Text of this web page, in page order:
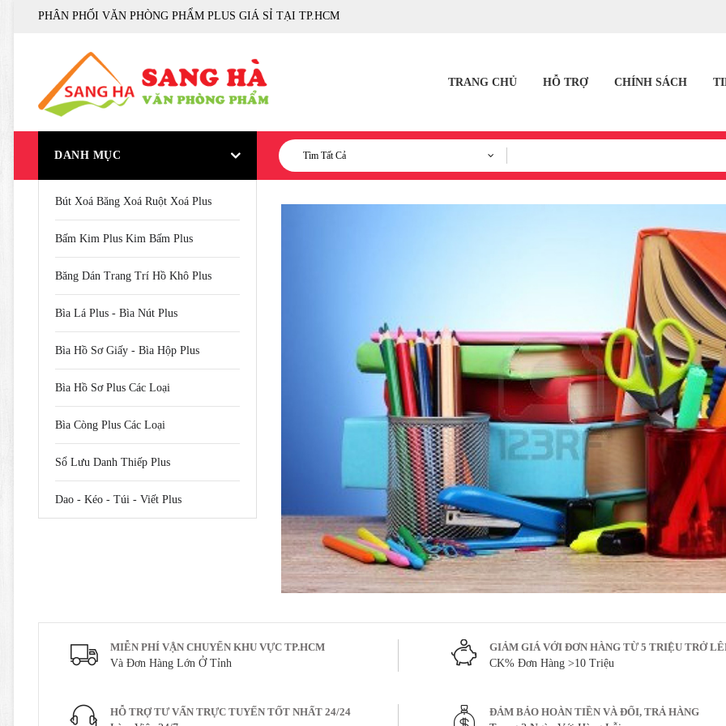
PHÂN PHỐI VĂN PHÒNG PHẨM PLUS GIÁ SỈ TẠI TP.HCM
TRANG CHỦ HỖ TRỢ CHÍNH SÁCH
DANH MỤC Tìm Tất Cả
Bút Xoá Băng Xoá Ruột Xoá Plus
Bấm Kim Plus Kim Bấm Plus
Băng Dán Trang Trí Hồ Khô Plus
Bìa Lá Plus - Bìa Nút Plus
Bìa Hồ Sơ Giấy - Bìa Hộp Plus
Bìa Hồ Sơ Plus Các Loại
Bìa Còng Plus Các Loại
Sổ Lưu Danh Thiếp Plus
Dao - Kéo - Túi - Viết Plus
MIỄN PHÍ VẬN CHUYỂN KHU VỰC TP.HCM
Và Đơn Hàng Lớn Ở Tỉnh
GIẢM GIÁ VỚI ĐƠN HÀNG TỪ 5 TRIỆU TRỞ
CK% Đơn Hàng >10 Triệu
HỖ TRỢ TƯ VẤN TRỰC TUYẾN TỐT NHẤT 24/24
ĐẢM BẢO HOÀN TIỀN VÀ ĐỔI, TRẢ HÀNG